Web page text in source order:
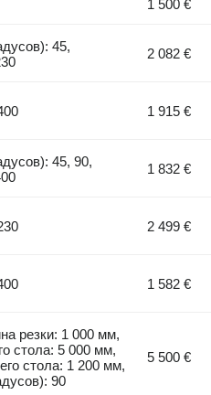
1 500 €
45,
2 082 €
1 915 €
45, 90,
1 832 €
2 499 €
1 582 €
резки: 1 000 мм,
стола: 5 000 мм,
стола: 1 200 мм,
90
5 500 €